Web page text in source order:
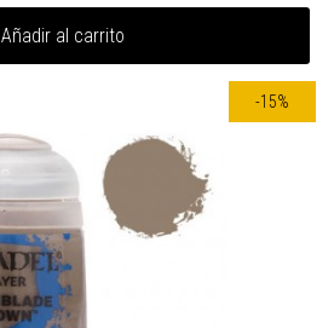
Añadir al carrito
-15%